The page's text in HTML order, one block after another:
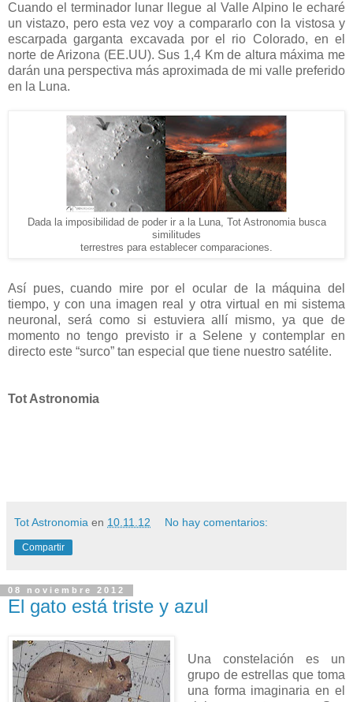
Cuando el terminador lunar llegue al Valle Alpino le echaré
un vistazo, pero esta vez voy a compararlo con la vistosa y
escarpada garganta excavada por el rio Colorado, en el
norte de Arizona (EE.UU). Sus 1,4 Km de altura máxima me
darán una perspectiva más aproximada de mi valle preferido
en la Luna.
Dada la imposibilidad de poder ir a la Luna, Tot Astronomia busca
similitudes
terrestres para establecer comparaciones.
Así pues, cuando mire por el ocular de la máquina del
tiempo, y con una imagen real y otra virtual en mi sistema
neuronal, será como si estuviera allí mismo, ya que de
momento no tengo previsto ir a Selene y contemplar en
directo este “surco” tan especial que tiene nuestro satélite.
Tot Astronomia
Tot Astronomia en 10.11.12 No hay comentarios:
Compartir
08 noviembre 2012
El gato está triste y azul
Una constelación es un
grupo de estrellas que toma
una forma imaginaria en el